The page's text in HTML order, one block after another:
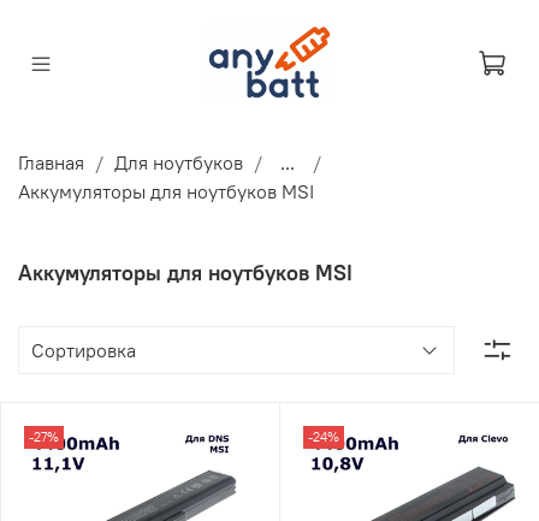
Главная Для ноутбуков
...
Аккумуляторы для ноутбуков MSI
Аккумуляторы для ноутбуков MSI
-27% -24%